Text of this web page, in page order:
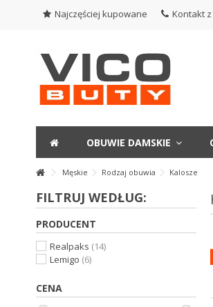
Najczęściej kupowane Kontakt
OBUWIE DAMSKIE
Męskie Rodzaj obuwia Kalosze
FILTRUJ WEDŁUG:
PRODUCENT
Realpaks (14)
Lemigo (6)
CENA